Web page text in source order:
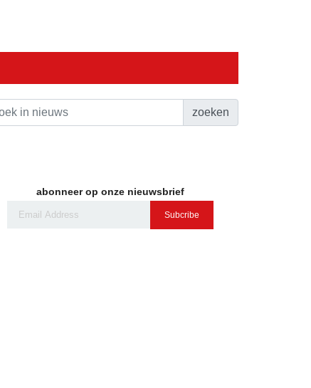
zoeken
abonneer op onze nieuwsbrief
Subcribe